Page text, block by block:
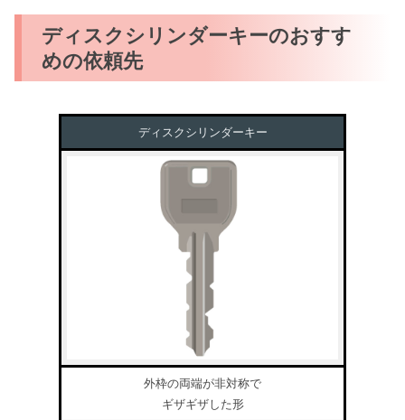
ディスクシリンダーキーのおすす
めの依頼先
ディスクシリンダーキー
外枠の両端が非対称で
ギザギザした形